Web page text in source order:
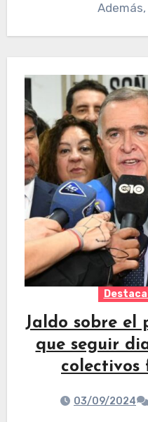
Jaldo sobre el
que seguir
colectivos
03/09/2024